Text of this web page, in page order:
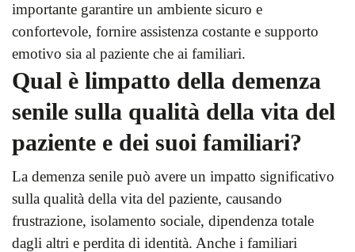
importante garantire un ambiente sicuro e
confortevole, fornire assistenza costante e supporto
emotivo sia al paziente che ai familiari.
Qual è limpatto della demenza
senile sulla qualità della vita del
paziente e dei suoi familiari?
La demenza senile può avere un impatto significativo
sulla qualità della vita del paziente, causando
frustrazione, isolamento sociale, dipendenza totale
dagli altri e perdita di identità. Anche i familiari